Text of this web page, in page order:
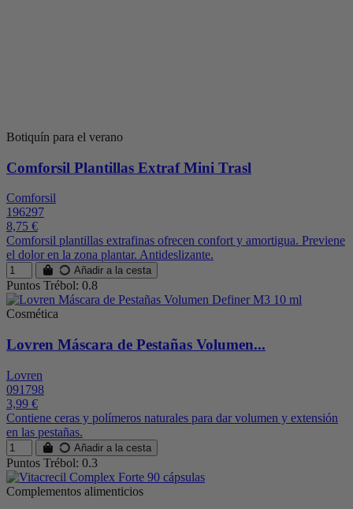
Botiquín para el verano
Comforsil Plantillas Extraf Mini Trasl
Comforsil
196297
8,75 €
Comforsil plantillas extrafinas ofrecen confort y amortigua. Previene
el dolor en la zona plantar. Antideslizante.
Añadir a la cesta
Puntos Trébol: 0.8
Cosmética
Lovren Máscara de Pestañas Volumen...
Lovren
091798
3,99 €
Contiene ceras y polímeros naturales para dar volumen y extensión
en las pestañas.
Añadir a la cesta
Puntos Trébol: 0.3
Complementos alimenticios